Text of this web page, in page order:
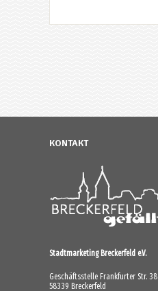
KONTAKT
Stadtmarketing Breckerfeld e.V.
Geschäftsstelle Frankfurter Str. 38
58339 Breckerfeld